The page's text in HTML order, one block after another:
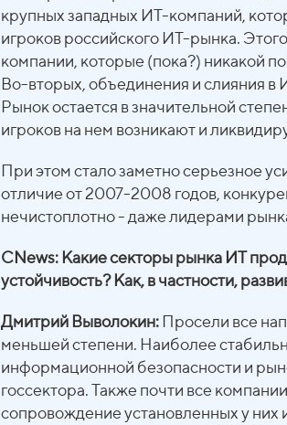
крупных западных ИТ-компаний,
игроков российского ИТ-рынка.
компании, которые (пока?) никакой
Во-вторых, объединения и слияния в
Рынок остается в значительной
игроков на нем возникают и
При этом стало заметно серьезное
отличие от 2007-2008 годов,
нечистоплотно - даже лидерами
CNews: Какие секторы рынка ИТ
устойчивость? Как, в частности,
Дмитрий Выволокин: Просели все
меньшей степени. Наиболее
информационной безопасности и
госсектора. Также почти все
сопровождение установленных у